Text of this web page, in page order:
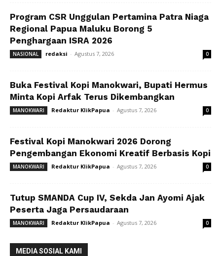
Program CSR Unggulan Pertamina Patra Niaga
Regional Papua Maluku Borong 5
Penghargaan ISRA 2026
NASIONAL redaksi - Agustus 7, 2026 0
Buka Festival Kopi Manokwari, Bupati Hermus
Minta Kopi Arfak Terus Dikembangkan
MANOKWARI Redaktur KlikPapua - Agustus 7, 2026 0
Festival Kopi Manokwari 2026 Dorong
Pengembangan Ekonomi Kreatif Berbasis Kopi
MANOKWARI Redaktur KlikPapua - Agustus 7, 2026 0
Tutup SMANDA Cup IV, Sekda Jan Ayomi Ajak
Peserta Jaga Persaudaraan
MANOKWARI Redaktur KlikPapua - Agustus 7, 2026 0
MEDIA SOSIAL KAMI